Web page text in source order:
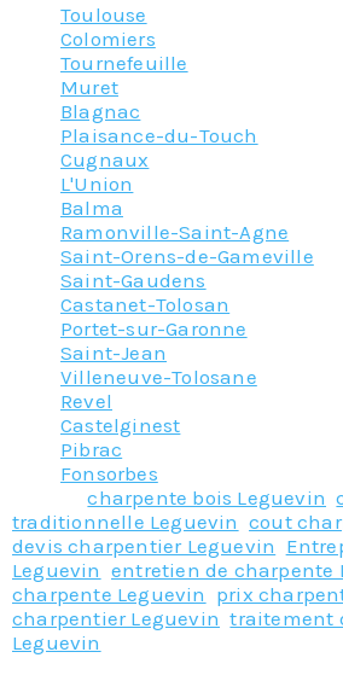
Toulouse
Colomiers
Tournefeuille
Muret
Blagnac
Plaisance-du-Touch
Cugnaux
L'Union
Balma
Ramonville-Saint-Agne
Saint-Orens-de-Gameville
Saint-Gaudens
Castanet-Tolosan
Portet-sur-Garonne
Saint-Jean
Villeneuve-Tolosane
Revel
Castelginest
Pibrac
Fonsorbes
Taggedcharpente bois Leguevin ,
traditionnelle Leguevin ,cout
devis charpentier Leguevin
Leguevin ,entretien de charpente
charpente Leguevin prix
charpentier Leguevin ,traitement
Leguevin